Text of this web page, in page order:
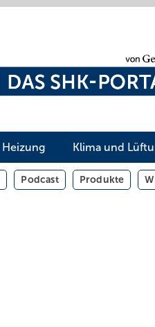
Heizung Klima und
Podcast Produkte